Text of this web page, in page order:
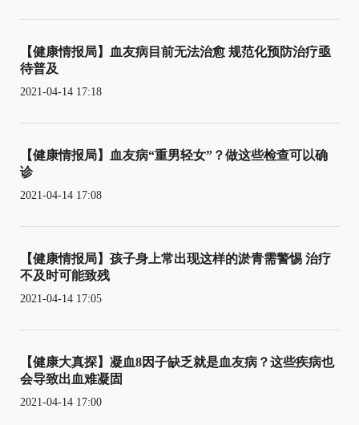
【健康情报局】血友病目前无法治愈 规范化预防治疗亟
待普及
2021-04-14 17:18
【健康情报局】血友病“重男轻女”？做这些检查可以确
诊
2021-04-14 17:08
【健康情报局】孩子身上常出现这样的淤青需警惕 治疗
不及时可能致残
2021-04-14 17:05
【健康大真探】凝血8因子缺乏就是血友病？这些疾病也
会导致出血难凝固
2021-04-14 17:00